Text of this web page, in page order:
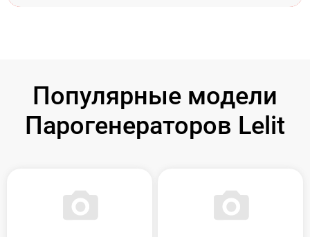
Популярные модели
Парогенераторов Lelit